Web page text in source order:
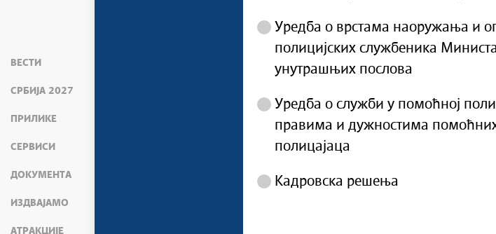
ВЕСТИ
СРБИЈА 2027
ПРИЛИКЕ
СЕРВИСИ
ДОКУМЕНТА
ИЗДВАЈАМО
АТРАКЦИЈЕ
Уредба о врстама наоружања и
полицијских службеника
унутрашњих послова
Уредба о служби у помоћној
правима и дужностима
полицајаца
Кадровска решења